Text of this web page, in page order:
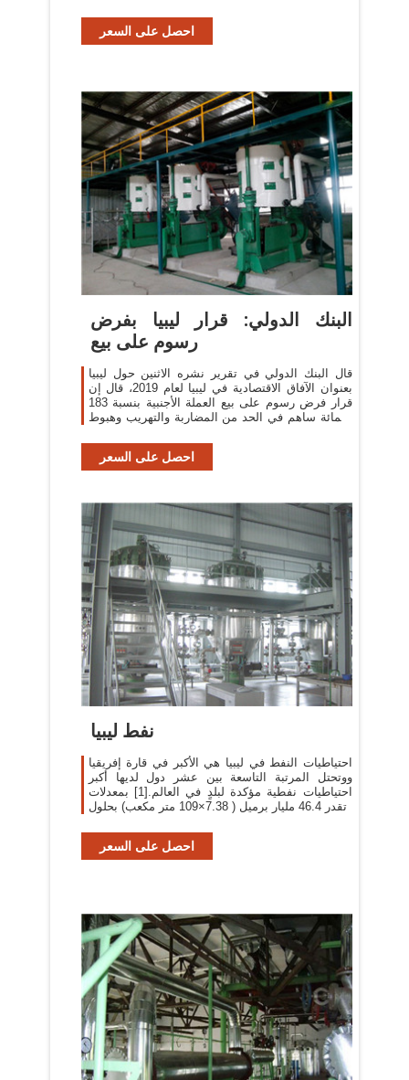
احصل على السعر
البنك الدولي: قرار ليبيا بفرض
رسوم على بيع
قال البنك الدولي في تقرير نشره الاثنين حول ليبيا
بعنوان الآفاق الاقتصادية في ليبيا لعام 2019، قال إن
قرار فرض رسوم على بيع العملة الأجنبية بنسبة 183
بالمائة ساهم في الحد من المضاربة والتهريب وهبوط
احصل على السعر
نفط ليبيا
احتياطيات النفط في ليبيا هي الأكبر في قارة إفريقيا
ووتحتل المرتبة التاسعة بين عشر دول لديها أكبر
احتياطيات نفطية مؤكدة لبلدٍ في العالم.[1] بمعدلات
تقدر 46.4 مليار برميل ( 7.38×109 متر مكعب) بحلول
احصل على السعر